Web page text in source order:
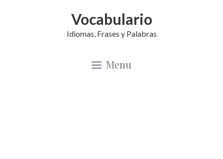
Vocabulario
Idiomas, Frases y Palabras
Menu